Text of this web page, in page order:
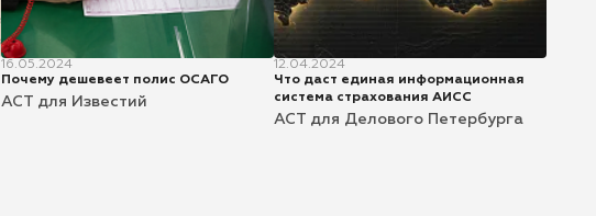
16.05.2024
Почему дешевеет полис ОСАГО
АСТ для Известий
12.04.2024
Что даст единая информационная
система страхования АИСС
АСТ для Делового Петербурга